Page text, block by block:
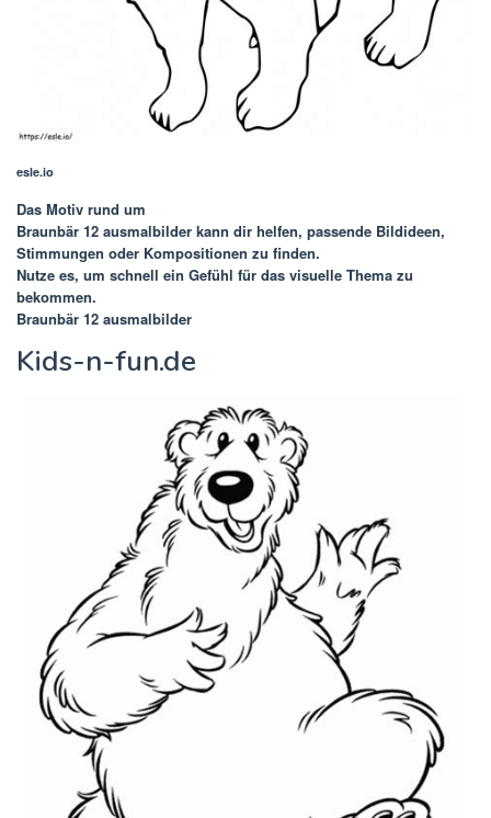
esle.io
Das Motiv rund um
Braunbär 12 ausmalbilder kann dir helfen, passende Bildideen,
Stimmungen oder Kompositionen zu finden.
Nutze es, um schnell ein Gefühl für das visuelle Thema zu
bekommen.
Braunbär 12 ausmalbilder
Kids-n-fun.de